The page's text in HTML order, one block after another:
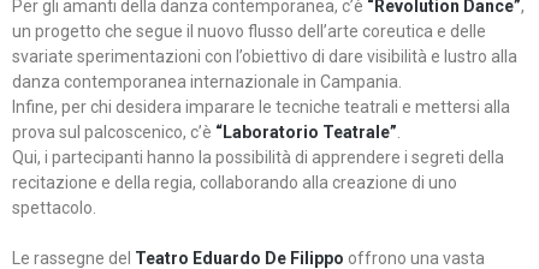
Per gli amanti della danza contemporanea, c’è “Revolution Dance”,
un progetto che segue il nuovo flusso dell’arte coreutica e delle
svariate sperimentazioni con l’obiettivo di dare visibilità e lustro alla
danza contemporanea internazionale in Campania.
Infine, per chi desidera imparare le tecniche teatrali e mettersi alla
prova sul palcoscenico, c’è “Laboratorio Teatrale”
Qui, i partecipanti hanno la possibilità di apprendere i segreti della
recitazione e della regia, collaborando alla creazione di uno
spettacolo.
Le rassegne del Teatro Eduardo De Filippo offrono una vasta